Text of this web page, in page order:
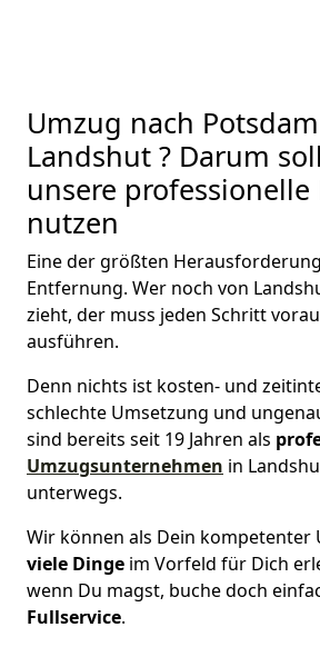
Umzug nach
Landshut ? Darum
unsere professionelle
nutzen
Eine der größten
Entfernung. Wer noch von
zieht, der muss jeden Schritt
ausführen.
Denn nichts ist kosten- und
schlechte Umsetzung und
sind bereits seit 19 Jahren als
Umzugsunternehmen in
unterwegs.
Wir können als Dein kompetenter
viele Dinge im Vorfeld für Dich
wenn Du magst, buche doch
Fullservice.